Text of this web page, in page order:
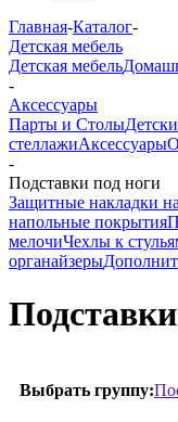
Главная-Каталог-
Детская мебель
Детская мебель
-
Аксессуары
Парты и Столы
стеллажиАксессуары
-
Подставки под ноги
Защитные накладки
напольные покрытия
мелочиЧехлы к
органайзеры
Выбрать группу: